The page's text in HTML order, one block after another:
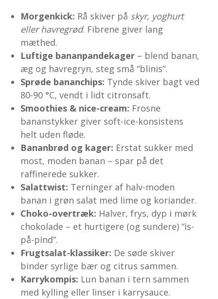
Morgenkick: Rå skiver på skyr, yoghurt
eller havregrød. Fibrene giver lang
mæthed.
Luftige banan­pandekager – blend banan,
æg og havregryn, steg små “blinis”.
Sprøde bananchips: Tynde skiver bagt ved
80-90 °C, vendt i lidt citronsaft.
Smoothies & nice-cream: Frosne
bananstykker giver soft-ice-konsistens
helt uden fløde.
Bananbrød og kager: Erstat sukker med
most, moden banan – spar på det
raffinerede sukker.
Salat­twist: Terninger af halv-moden
banan i grøn salat med lime og koriander.
Choko-overtræk: Halver, frys, dyp i mørk
chokolade – et hurtigere (og sundere) “is-
på-pind”.
Frugtsalat-klassiker: De søde skiver
binder syrlige bær og citrus sammen.
Karry­kompis: Lun banan i tern sammen
med kylling eller linser i karrysauce.